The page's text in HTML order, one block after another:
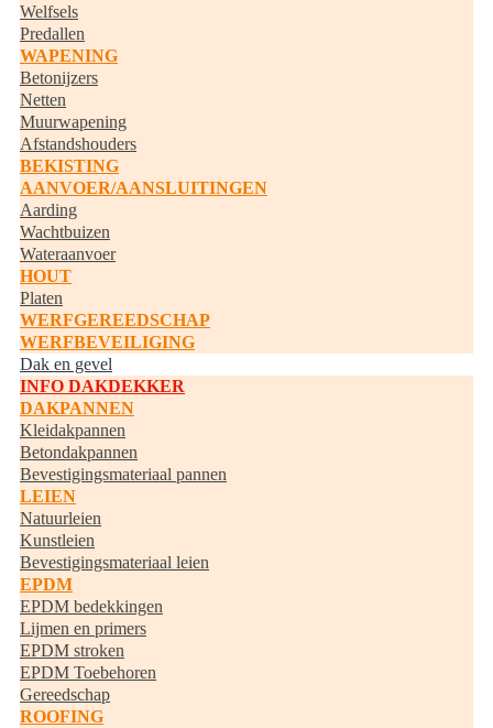
Welfsels
Predallen
WAPENING
Betonijzers
Netten
Muurwapening
Afstandshouders
BEKISTING
AANVOER/AANSLUITINGEN
Aarding
Wachtbuizen
Wateraanvoer
HOUT
Platen
WERFGEREEDSCHAP
WERFBEVEILIGING
Dak en gevel
INFO DAKDEKKER
DAKPANNEN
Kleidakpannen
Betondakpannen
Bevestigingsmateriaal pannen
LEIEN
Natuurleien
Kunstleien
Bevestigingsmateriaal leien
EPDM
EPDM bedekkingen
Lijmen en primers
EPDM stroken
EPDM Toebehoren
Gereedschap
ROOFING